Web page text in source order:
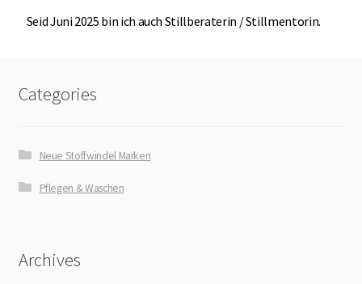
Seid Juni 2025 bin ich auch Stillberaterin / Stillmentorin.
Categories
Neue Stoffwindel Marken
Pflegen & Waschen
Archives